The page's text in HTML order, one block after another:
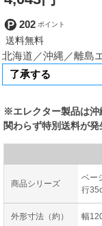
202
北海道／沖縄／離島
※エレクター製品は沖
関わらず特別送料が発
商品シリーズ
ベー
行
外形寸法（約） 幅